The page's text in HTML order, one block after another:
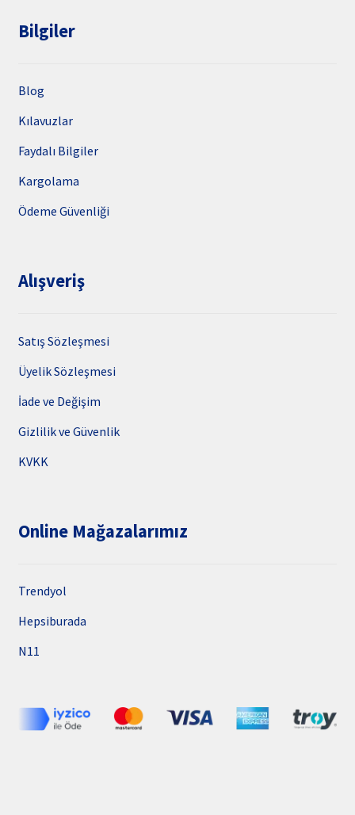
Bilgiler
Blog
Kılavuzlar
Faydalı Bilgiler
Kargolama
Ödeme Güvenliği
Alışveriş
Satış Sözleşmesi
Üyelik Sözleşmesi
İade ve Değişim
Gizlilik ve Güvenlik
KVKK
Online Mağazalarımız
Trendyol
Hepsiburada
N11